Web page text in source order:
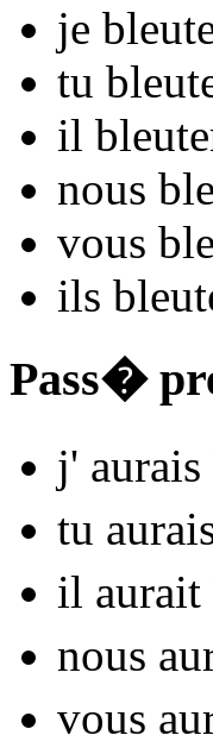
je bleut
tu bleut
il bleute
nous
vous
ils bleut
Pass�
j'
tu
il
nous
vous